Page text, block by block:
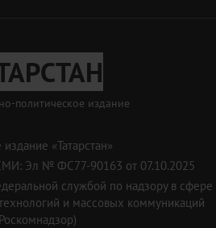
политическое издание
издание «Татарстан»
Эл № ФС77-90163 от 07.10.2025
службой по надзору в сфере
и массовых коммуникаций